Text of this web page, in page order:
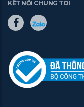
KẾT NỐI CHÚNG TÔI